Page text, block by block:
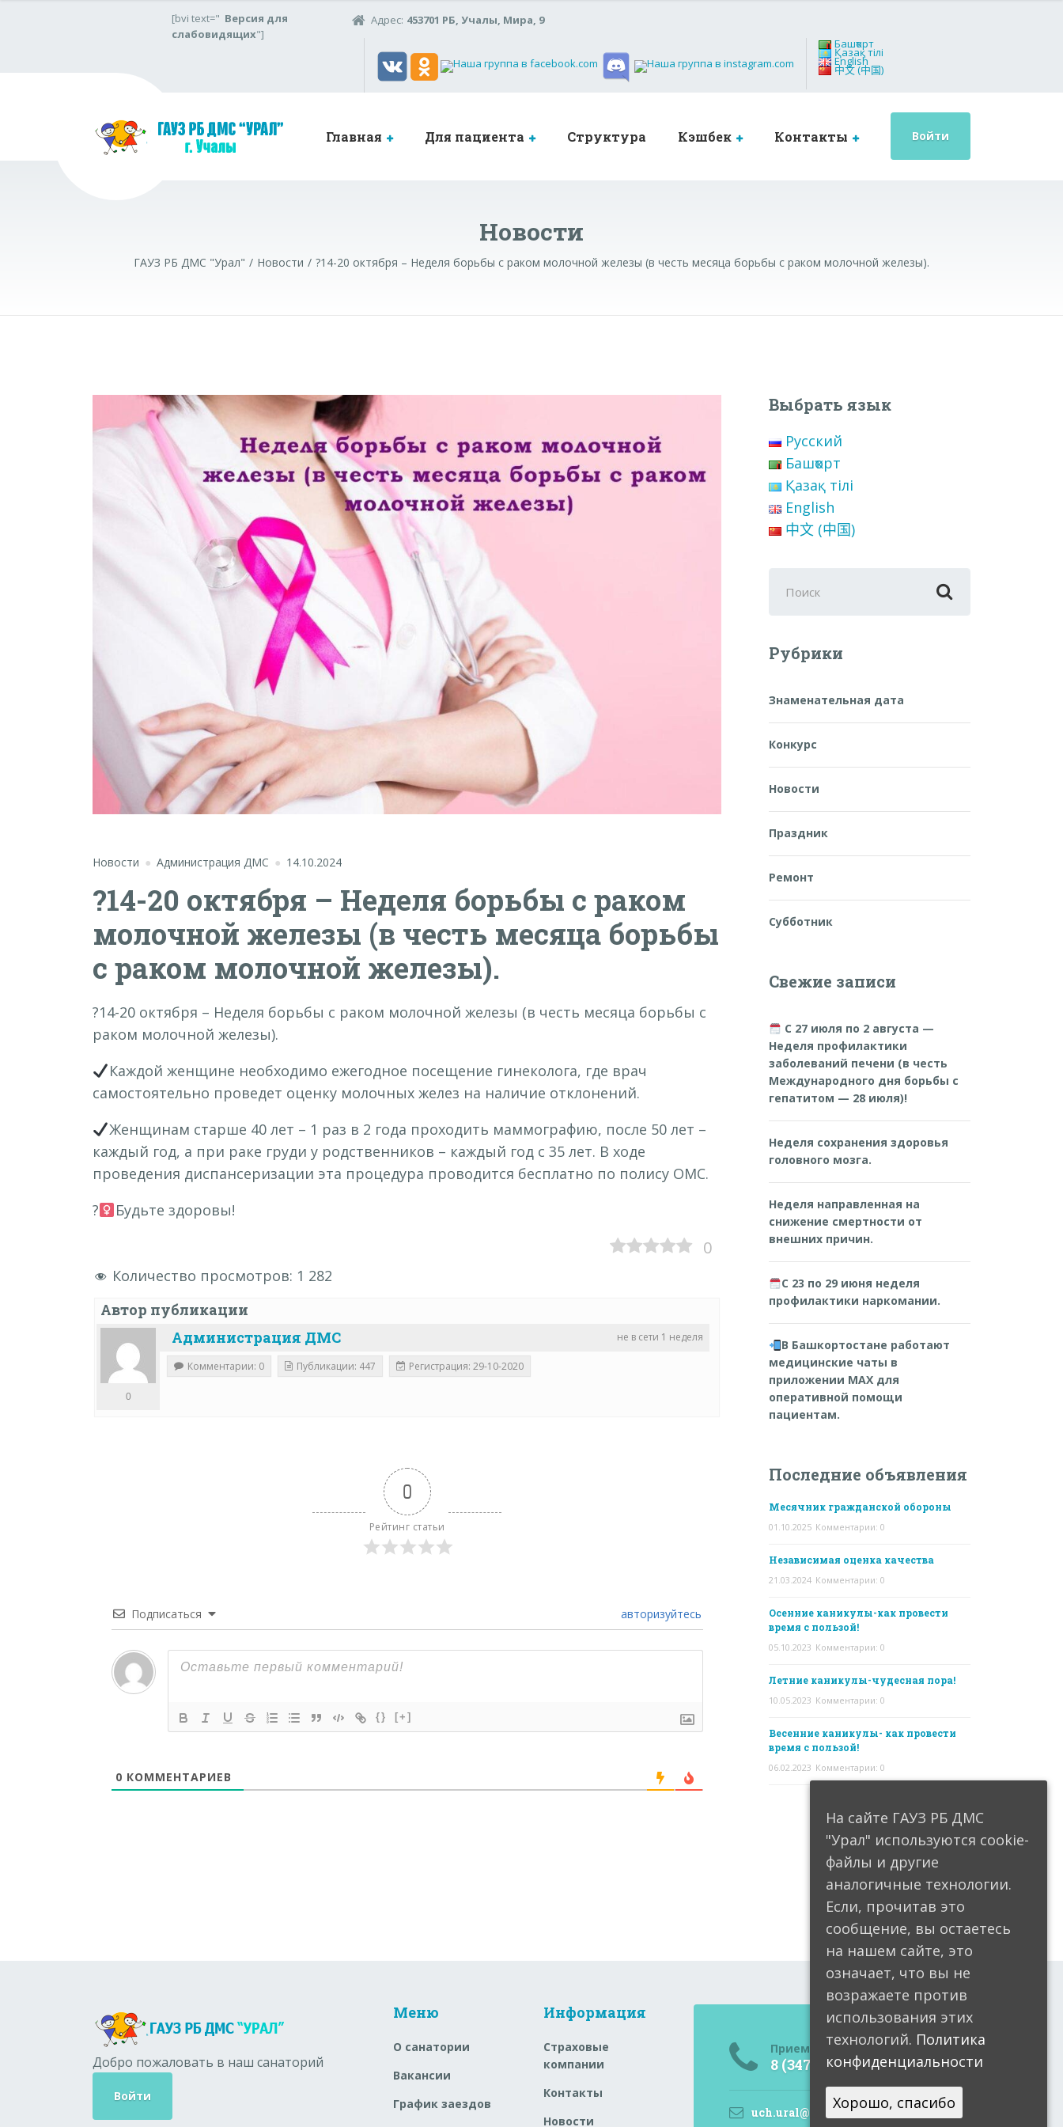
[bvi text=" Версия для
слабовидящих"]
Адрес: 453701 РБ, Учалы, Мира, 9
Башҡорт
Қазақ тілі
English
中文 (中国)
Главная Для пациента Структура Кэшбек Контакты Войти
Новости
ГАУЗ РБ ДМС "Урал" Новости ?14-20 октября – Неделя борьбы с раком молочной железы (в честь месяца борьбы с раком молочной железы).
Новости Администрация ДМС 14.10.2024
?14-20 октября – Неделя борьбы с раком
молочной железы (в честь месяца борьбы
с раком молочной железы).
?14-20 октября – Неделя борьбы с раком молочной железы (в честь месяца борьбы с
раком молочной железы).
Каждой женщине необходимо ежегодное посещение гинеколога, где врач
самостоятельно проведет оценку молочных желез на наличие отклонений.
Женщинам старше 40 лет – 1 раз в 2 года проходить маммографию, после 50 лет –
каждый год, а при раке груди у родственников – каждый год с 35 лет. В ходе
проведения диспансеризации эта процедура проводится бесплатно по полису ОМС.
?‍
Будьте здоровы!
0
Количество просмотров: 1 282
Автор публикации
не в сети 1 неделя
Администрация ДМС
0
Комментарии: 0 Публикации: 447 Регистрация: 29-10-2020
0
Рейтинг статьи
Подписаться авторизуйтесь
{} [+]
0 КОММЕНТАРИЕВ
Выбрать язык
Русский
Башҡорт
Қазақ тілі
English
中文 (中国)
для:
Рубрики
Знаменательная дата
Конкурс
Новости
Праздник
Ремонт
Субботник
Свежие записи
С 27 июля по 2 августа —
Неделя профилактики
заболеваний печени (в честь
Международного дня борьбы с
гепатитом — 28 июля)!
Неделя сохранения здоровья
головного мозга.
Неделя направленная на
снижение смертности от
внешних причин.
С 23 по 29 июня неделя
профилактики наркомании.
В Башкортостане работают
медицинские чаты в
приложении MAX для
оперативной помощи
пациентам.
Последние объявления
Месячник гражданской обороны
01.10.2025 Комментарии: 0
Независимая оценка качества
21.03.2024 Комментарии: 0
Осенние каникулы-как провести
время с пользой!
05.10.2023 Комментарии: 0
Летние каникулы-чудесная пора!
10.05.2023 Комментарии: 0
Весенние каникулы- как провести
время с пользой!
06.02.2023 Комментарии: 0
Добро пожаловать в наш санаторий
Войти
Меню
О санатории
Вакансии
График заездов
Информация
Страховые
компании
Контакты
Новости
Приемная
8 (34791) 6-05-99
uch.ural@doctorrb.ru
На сайте ГАУЗ РБ ДМС
"Урал" используются cookie-
файлы и другие
аналогичные технологии.
Если, прочитав это
сообщение, вы остаетесь
на нашем сайте, это
означает, что вы не
возражаете против
использования этих
технологий. Политика
конфиденциальности
Хорошо, спасибо